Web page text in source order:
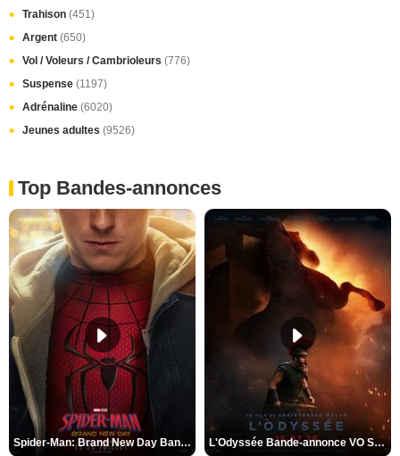
Trahison (451)
Argent (650)
Vol / Voleurs / Cambrioleurs (776)
Suspense (1197)
Adrénaline (6020)
Jeunes adultes (9526)
Top Bandes-annonces
Spider-Man: Brand New Day Bande-annonce VO STFR L'Odyssée Bande-annonce VO STFR